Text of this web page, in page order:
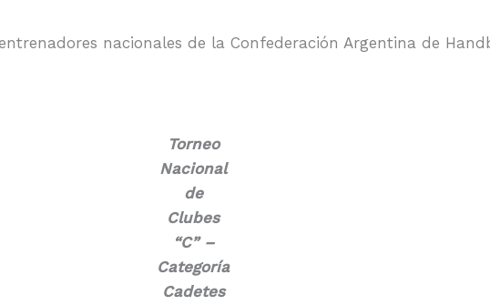
nacionales de la Confederación Argentina de
Torneo
Nacional
de
Clubes
“C” –
Categoría
Cadetes